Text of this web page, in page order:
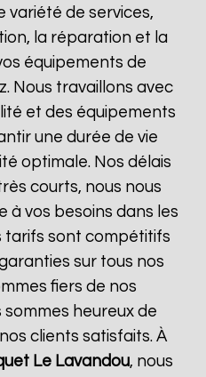
variété de services,
la réparation et la
équipements de
Nous travaillons avec
et des équipements
une durée de vie
optimale. Nos délais
courts, nous nous
vos besoins dans les
tarifs sont compétitifs
sur tous nos
fiers de nos
heureux de
clients satisfaits. À
Le Lavandou, nous